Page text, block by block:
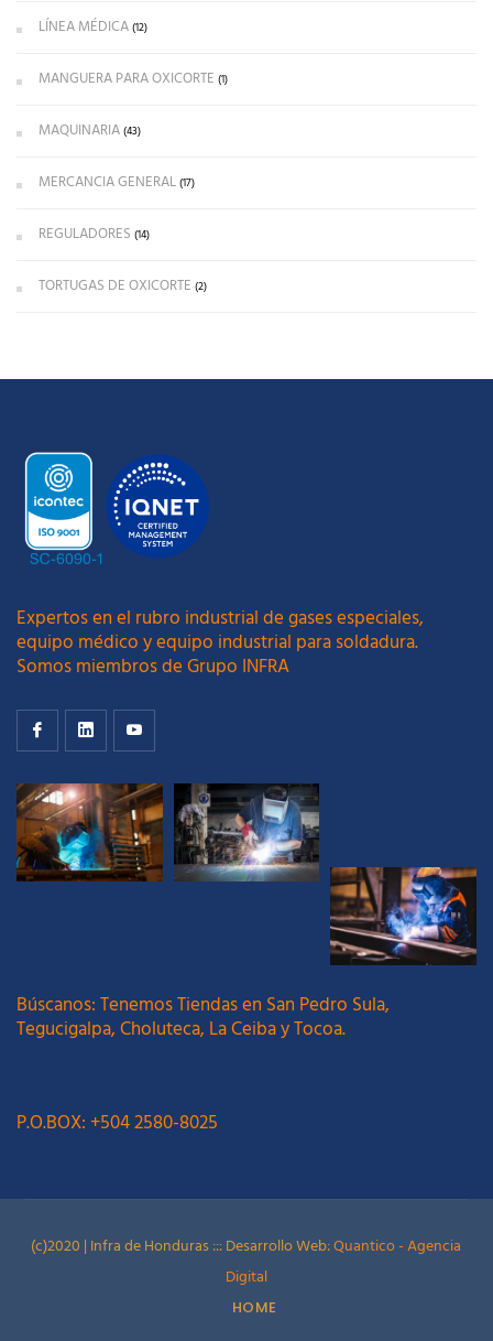
LÍNEA MÉDICA(12)
MANGUERA PARA OXICORTE (1)
MAQUINARIA(43)
MERCANCIA GENERAL(17)
REGULADORES (14)
TORTUGAS DE OXICORTE (2)
Expertos en el rubro industrial de gases especiales,
equipo médico y equipo industrial para soldadura.
Somos miembros de Grupo INFRA
Búscanos: Tenemos Tiendas en San Pedro Sula,
Tegucigalpa, Choluteca, La Ceiba y Tocoa.
P.O.BOX: +504 2580-8025
(c)2020 | Infra de Honduras ::: Desarrollo Web:Quantico - Agencia
Digital
HOME